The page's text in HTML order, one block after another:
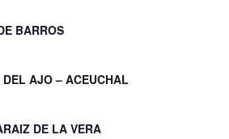
BARROS
AJO – ACEUCHAL
DE LA VERA